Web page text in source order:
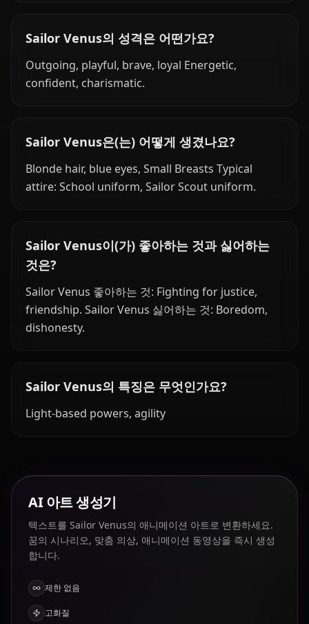
Sailor Venus의 성격은 어떤가요?
Outgoing, playful, brave, loyal Energetic,
confident, charismatic.
Sailor Venus은(는) 어떻게 생겼나요?
Blonde hair, blue eyes, Small Breasts Typical
attire: School uniform, Sailor Scout uniform.
Sailor Venus이(가) 좋아하는 것과 싫어하는
것은?
Sailor Venus 좋아하는 것: Fighting for justice,
friendship. Sailor Venus 싫어하는 것: Boredom,
dishonesty.
Sailor Venus의 특징은 무엇인가요?
Light-based powers, agility
AI 아트 생성기
텍스트를 Sailor Venus의 애니메이션 아트로 변환하세요.
꿈의 시나리오, 맞춤 의상, 애니메이션 동영상을 즉시 생성
합니다.
제한 없음
고화질